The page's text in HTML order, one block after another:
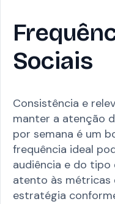
Sociais
Consistência e
manter a atenção
por semana é um
frequência ideal
audiência e do
atento às métricas
estratégia